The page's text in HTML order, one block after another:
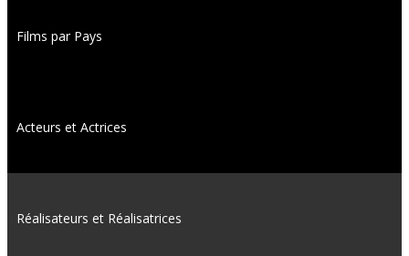
Films par Pays
Acteurs et Actrices
Réalisateurs et Réalisatrices